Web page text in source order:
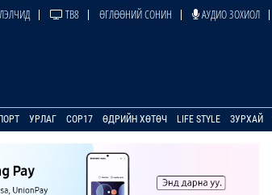
ТВ8 ӨГЛӨӨНИЙ СОНИН АУДИО ЗОХИОЛ
УРЛАГ COP17 ӨДРИЙН ХӨТӨЧ LIFE STYLE ЗУРХАЙ